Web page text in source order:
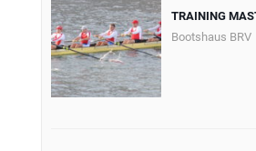
TRAINING
Bootshaus BRV